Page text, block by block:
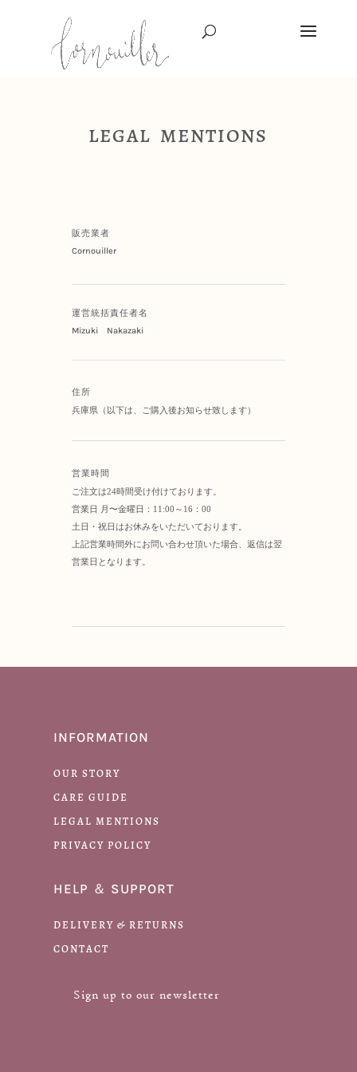
LEGAL MENTIONS
販売業者
Cornouiller
運営統括責任者名
Mizuki Nakazaki
住所
兵庫県（以下は、ご購入後お知らせ致します）
営業時間
ご注文は24時間受け付けております。
営業日 月〜金曜日：11:00～16：00
土日・祝日はお休みをいただいております。
上記営業時間外にお問い合わせ頂いた場合、返信は翌
営業日となります。
INFORMATION
OUR STORY
CARE GUIDE
LEGAL MENTIONS
PRIVACY POLICY
HELP ＆ SUPPORT
DELIVERY & RETURNS
CONTACT
Sign up to our newsletter